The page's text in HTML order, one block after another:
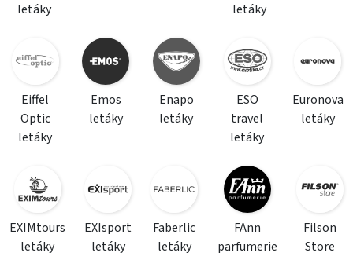
letáky
letáky
Eiffel
Optic
letáky
Emos
letáky
Enapo
letáky
ESO
travel
letáky
Euronova
letáky
EXIMtours
letáky
EXIsport
letáky
Faberlic
letáky
FAnn
parfumerie
Filson
Store